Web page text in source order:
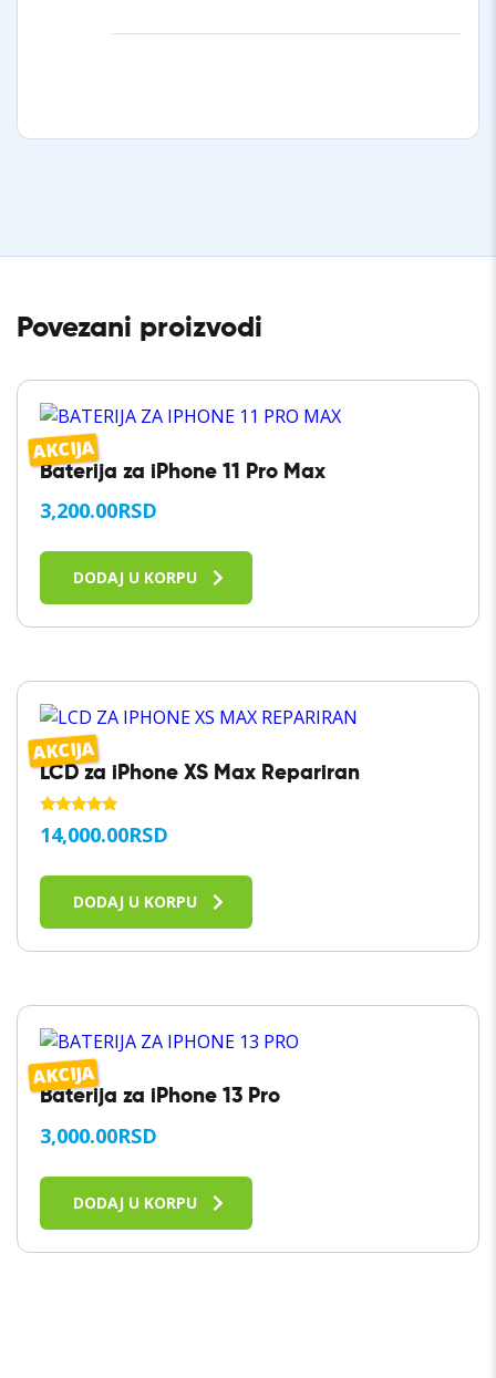
Povezani proizvodi
AKCIJA
Baterija za iPhone 11 Pro Max
3,200.00RSD
DODAJ U KORPU
AKCIJA
LCD za iPhone XS Max Repariran
OCENJENO
SA
14,000.00RSD
DODAJ U KORPU
AKCIJA
Baterija za iPhone 13 Pro
3,000.00RSD
DODAJ U KORPU